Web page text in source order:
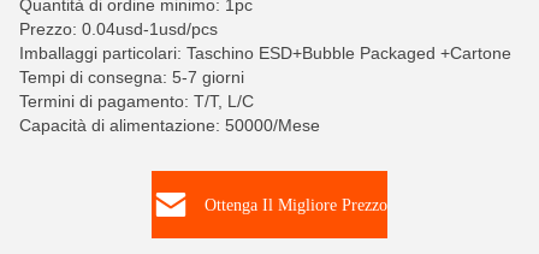
Quantità di ordine minimo: 1pc
Prezzo: 0.04usd-1usd/pcs
Imballaggi particolari: Taschino ESD+Bubble Packaged +Cartone
Tempi di consegna: 5-7 giorni
Termini di pagamento: T/T, L/C
Capacità di alimentazione: 50000/Mese
Ottenga Il Migliore Prezzo